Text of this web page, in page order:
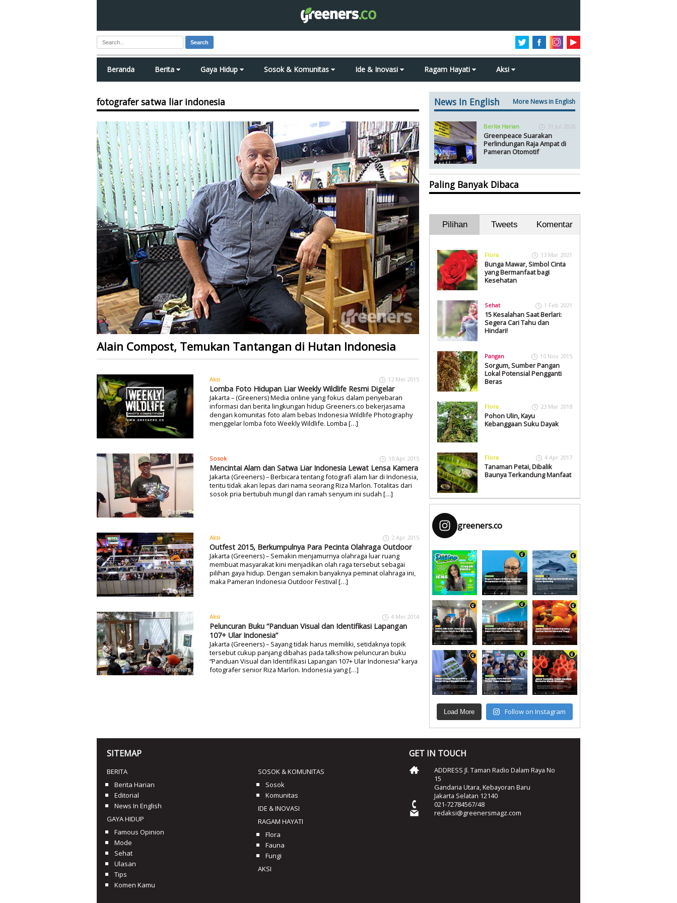
Search
Beranda Berita Gaya Hidup Sosok & Komunitas Ide & Inovasi Ragam Hayati Aksi
fotografer satwa liar indonesia
Alain Compost, Temukan Tantangan di Hutan Indonesia
Aksi 12 Mei 2015
Lomba Foto Hidupan Liar Weekly Wildlife Resmi Digelar
Jakarta – (Greeners) Media online yang fokus dalam penyebaran
informasi dan berita lingkungan hidup Greeners.co bekerjasama
dengan komunitas foto alam bebas Indonesia Wildlife Photography
menggelar lomba foto Weekly Wildlife. Lomba […]
Sosok 10 Apr 2015
Mencintai Alam dan Satwa Liar Indonesia Lewat Lensa Kamera
Jakarta (Greeners) – Berbicara tentang fotografi alam liar di Indonesia,
tentu tidak akan lepas dari nama seorang Riza Marlon. Totalitas dari
sosok pria bertubuh mungil dan ramah senyum ini sudah […]
Aksi 2 Apr 2015
Outfest 2015, Berkumpulnya Para Pecinta Olahraga Outdoor
Jakarta (Greeners) – Semakin menjamurnya olahraga luar ruang
membuat masyarakat kini menjadikan olah raga tersebut sebagai
pilihan gaya hidup. Dengan semakin banyaknya peminat olahraga ini,
maka Pameran Indonesia Outdoor Festival […]
Aksi 4 Mei 2014
Peluncuran Buku “Panduan Visual dan Identifikasi Lapangan
107+ Ular Indonesia”
Jakarta (Greeners) – Sayang tidak harus memiliki, setidaknya topik
tersebut cukup panjang dibahas pada talkshow peluncuran buku
“Panduan Visual dan Identifikasi Lapangan 107+ Ular Indonesia” karya
fotografer senior Riza Marlon. Indonesia yang […]
News In English More News in English
Berita Harian 31 Jul 2026
Greenpeace Suarakan
Perlindungan Raja Ampat di
Pameran Otomotif
Paling Banyak Dibaca
Pilihan Tweets Komentar
Flora 13 Mar 2021
Bunga Mawar, Simbol Cinta
yang Bermanfaat bagi
Kesehatan
Sehat 1 Feb 2021
15 Kesalahan Saat Berlari:
Segera Cari Tahu dan
Hindari!
Pangan 10 Nov 2015
Sorgum, Sumber Pangan
Lokal Potensial Pengganti
Beras
Flora 23 Mar 2018
Pohon Ulin, Kayu
Kebanggaan Suku Dayak
Flora 4 Apr 2017
Tanaman Petai, Dibalik
Baunya Terkandung Manfaat
greeners.co
Load More Follow on Instagram
SITEMAP
BERITA
Berita Harian
Editorial
News In English
GAYA HIDUP
Famous Opinion
Mode
Sehat
Ulasan
Tips
Komen Kamu
SOSOK & KOMUNITAS
Sosok
Komunitas
IDE & INOVASI
RAGAM HAYATI
Flora
Fauna
Fungi
AKSI
GET IN TOUCH
ADDRESS Jl. Taman Radio Dalam Raya No
15
Gandaria Utara, Kebayoran Baru
Jakarta Selatan 12140
021-72784567/48
redaksi@greenersmagz.com